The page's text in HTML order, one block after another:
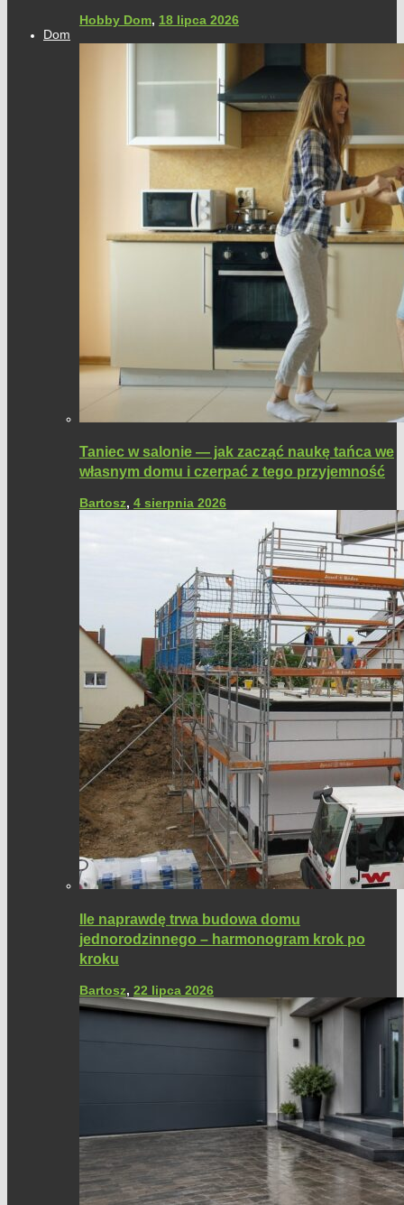
Hobby Dom, 18 lipca 2026
Dom
Taniec w salonie — jak zacząć naukę tańca we
własnym domu i czerpać z tego przyjemność
Bartosz, 4 sierpnia 2026
Ile naprawdę trwa budowa domu
jednorodzinnego – harmonogram krok po
kroku
Bartosz, 22 lipca 2026